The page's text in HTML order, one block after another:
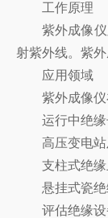
工作原理
紫外成像仪则
射紫外线。紫
应用领域
紫外成像仪在
运行中绝缘
高压变电站
支柱式绝缘
悬挂式瓷绝
评估绝缘设